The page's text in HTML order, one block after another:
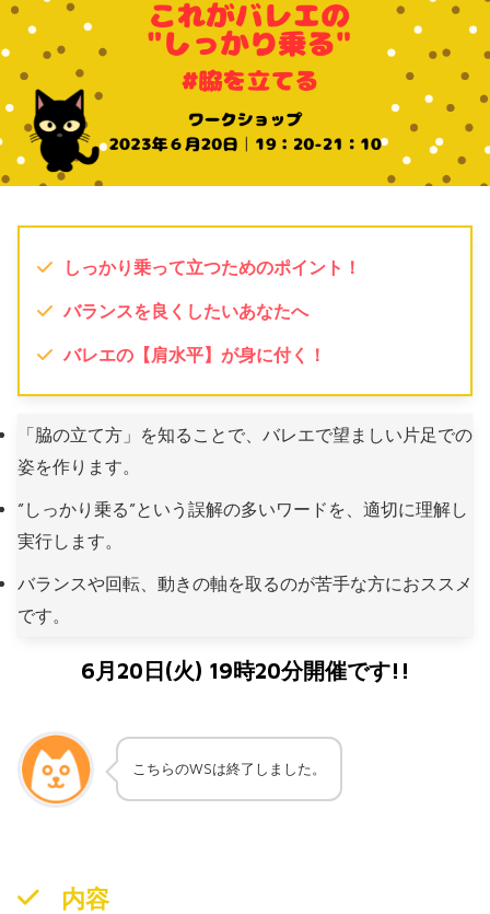
しっかり乗って立つためのポイント！
バランスを良くしたいあなたへ
バレエの【肩水平】が身に付く！
「脇の立て方」を知ることで、バレエで望ましい片足での
姿を作ります。
”しっかり乗る”という誤解の多いワードを、適切に理解し
実行します。
バランスや回転、動きの軸を取るのが苦手な方におススメ
です。
6月20日(火) 19時20分開催です!!
こちらのWSは終了しました。
内容